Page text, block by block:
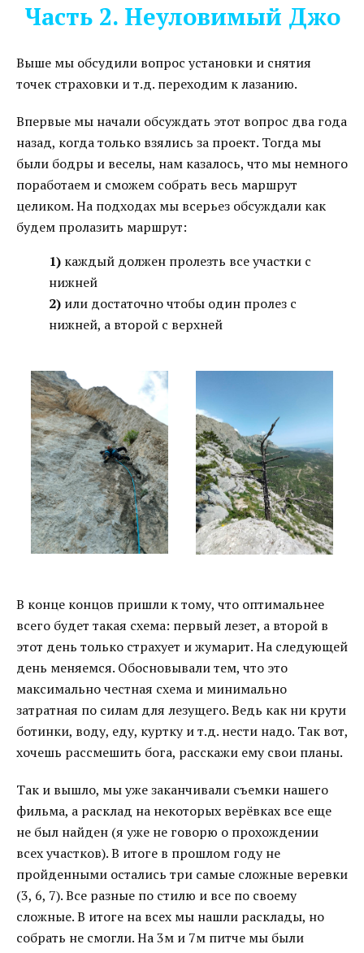
Часть 2. Неуловимый Джо
Выше мы обсудили вопрос установки и снятия
точек страховки и т.д. переходим к лазанию.
Впервые мы начали обсуждать этот вопрос два года
назад, когда только взялись за проект. Тогда мы
были бодры и веселы, нам казалось, что мы немного
поработаем и сможем собрать весь маршрут
целиком. На подходах мы всерьез обсуждали как
будем пролазить маршрут:
1) каждый должен пролезть все участки с
нижней
2) или достаточно чтобы один пролез с
нижней, а второй с верхней
В конце концов пришли к тому, что оптимальнее
всего будет такая схема: первый лезет, а второй в
этот день только страхует и жумарит. На следующей
день меняемся. Обосновывали тем, что это
максимально честная схема и минимально
затратная по силам для лезущего. Ведь как ни крути
ботинки, воду, еду, куртку и т.д. нести надо. Так вот,
хочешь рассмешить бога, расскажи ему свои планы.
Так и вышло, мы уже заканчивали съемки нашего
фильма, а расклад на некоторых верёвках все еще
не был найден (я уже не говорю о прохождении
всех участков). В итоге в прошлом году не
пройденными остались три самые сложные веревки
(3, 6, 7). Все разные по стилю и все по своему
сложные. В итоге на всех мы нашли расклады, но
собрать не смогли. На 3м и 7м питче мы были